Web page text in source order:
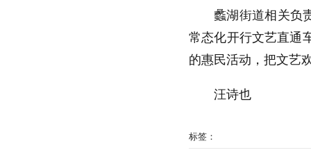
蠡湖街道相关负
常态化开行文艺直通
的惠民活动，把文艺
汪诗也
标签：